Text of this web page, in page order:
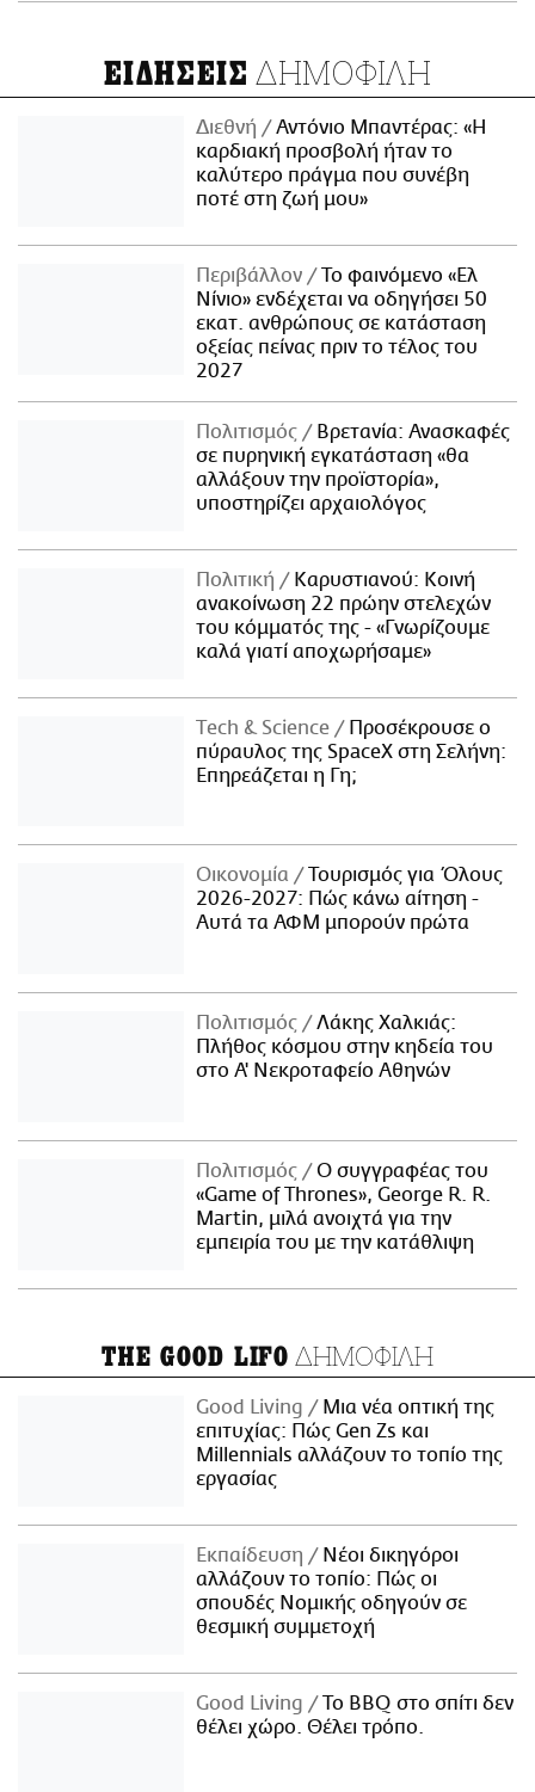
ΕΙΔΗΣΕΙΣ ΔΗΜΟΦΙΛΗ
Διεθνή
Αντόνιο Μπαντέρας: «Η
καρδιακή προσβολή ήταν το
καλύτερο πράγμα που συνέβη
ποτέ στη ζωή μου»
Περιβάλλον
Το φαινόμενο «Ελ
Νίνιο» ενδέχεται να οδηγήσει 50
εκατ. ανθρώπους σε κατάσταση
οξείας πείνας πριν το τέλος του
2027
Πολιτισμός
Βρετανία: Ανασκαφές
σε πυρηνική εγκατάσταση «θα
αλλάξουν την προϊστορία»,
υποστηρίζει αρχαιολόγος
Πολιτική
Καρυστιανού: Κοινή
ανακοίνωση 22 πρώην στελεχών
του κόμματός της - «Γνωρίζουμε
καλά γιατί αποχωρήσαμε»
Τech & Science
Προσέκρουσε ο
πύραυλος της SpaceX στη Σελήνη:
Επηρεάζεται η Γη;
Οικονομία
Τουρισμός για Όλους
2026-2027: Πώς κάνω αίτηση -
Αυτά τα ΑΦΜ μπορούν πρώτα
Πολιτισμός
Λάκης Χαλκιάς:
Πλήθος κόσμου στην κηδεία του
στο Α' Νεκροταφείο Αθηνών
Πολιτισμός
Ο συγγραφέας του
«Game of Thrones», George R. R.
Martin, μιλά ανοιχτά για την
εμπειρία του με την κατάθλιψη
THE GOOD LIFO ΔΗΜΟΦΙΛΗ
Good Living
Μια νέα οπτική της
επιτυχίας: Πώς Gen Zs και
Millennials αλλάζουν το τοπίο της
εργασίας
Εκπαίδευση
Νέοι δικηγόροι
αλλάζουν το τοπίο: Πώς οι
σπουδές Νομικής οδηγούν σε
θεσμική συμμετοχή
Good Living
Το BBQ στο σπίτι δεν
θέλει χώρο. Θέλει τρόπο.